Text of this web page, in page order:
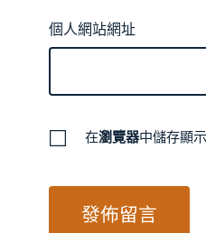
個人網站網址
在瀏覽器中儲存顯